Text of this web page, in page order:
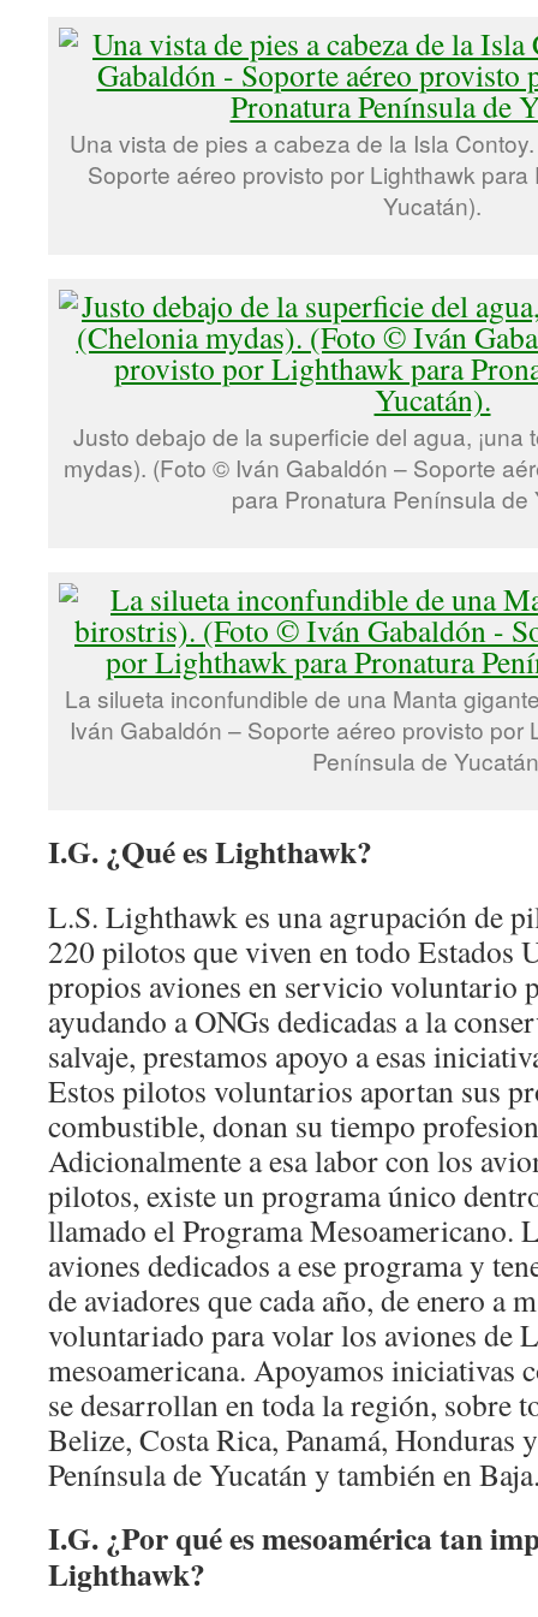
Una vista de pies a cabeza de la Isla
Soporte aéreo provisto por Lighthawk
Yucatán).
Justo debajo de la superficie del agua, ¡una
mydas). (Foto © Iván Gabaldón – Soporte
para Pronatura Península de
La silueta inconfundible de una Manta
Iván Gabaldón – Soporte aéreo provisto por
Península de
I.G. ¿Qué es Lighthawk?
L.S. Lighthawk es una agrupación de
220 pilotos que viven en todo Estados
propios aviones en servicio voluntario
ayudando a ONGs dedicadas a la
salvaje, prestamos apoyo a esas
Estos pilotos voluntarios aportan sus
combustible, donan su tiempo
Adicionalmente a esa labor con los
pilotos, existe un programa único
llamado el Programa Mesoamericano.
aviones dedicados a ese programa y
de aviadores que cada año, de enero a
voluntariado para volar los aviones de
mesoamericana. Apoyamos iniciativas
se desarrollan en toda la región, sobre
Belize, Costa Rica, Panamá, Honduras
Península de Yucatán y también en
I.G. ¿Por qué es mesoamérica tan
Lighthawk?